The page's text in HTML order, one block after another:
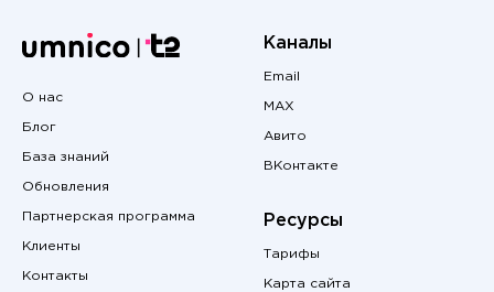
О нас
Блог
База знаний
Обновления
Партнерская программа
Клиенты
Контакты
Каналы
Email
MAX
Авито
ВКонтакте
Ресурсы
Тарифы
Карта сайта